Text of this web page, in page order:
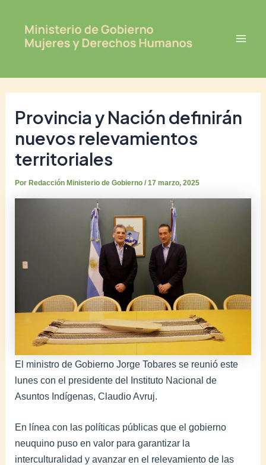
contenido
Provincia y Nación definirán
nuevos relevamientos
territoriales
Por Redacción Ministerio de Gobierno/17 marzo, 2025
El ministro de Gobierno Jorge Tobares se reunió este
lunes con el presidente del Instituto Nacional de
Asuntos Indígenas, Claudio Avruj.
En línea con las políticas públicas que el gobierno
neuquino puso en valor para garantizar la
interculturalidad y avanzar en el relevamiento de las
navigation